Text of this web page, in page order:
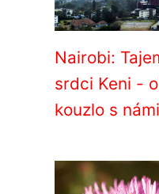
Nairobi:
srdci Keni -
kouzlo s